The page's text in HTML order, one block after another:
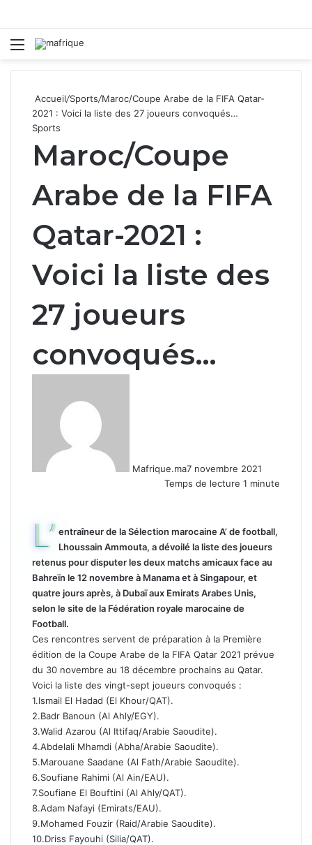
Menu
Accueil/Sports/Maroc/Coupe Arabe de la FIFA Qatar-
2021 : Voici la liste des 27 joueurs convoqués…
Sports
Maroc/Coupe
Arabe de la FIFA
Qatar-2021 :
Voici la liste des
27 joueurs
convoqués…
Mafrique.ma7 novembre 2021
Temps de lecture 1 minute
L’ entraîneur de la Sélection marocaine A’ de football,
Lhoussain Ammouta, a dévoilé la liste des joueurs
retenus pour disputer les deux matchs amicaux face au
Bahreïn le 12 novembre à Manama et à Singapour, et
quatre jours après, à Dubaï aux Emirats Arabes Unis,
selon le site de la Fédération royale marocaine de
Football.
Ces rencontres servent de préparation à la Première
édition de la Coupe Arabe de la FIFA Qatar 2021 prévue
du 30 novembre au 18 décembre prochains au Qatar.
Voici la liste des vingt-sept joueurs convoqués :
1.Ismail El Hadad (El Khour/QAT).
2.Badr Banoun (Al Ahly/EGY).
3.Walid Azarou (Al Ittifaq/Arabie Saoudite).
4.Abdelali Mhamdi (Abha/Arabie Saoudite).
5.Marouane Saadane (Al Fath/Arabie Saoudite).
6.Soufiane Rahimi (Al Ain/EAU).
7.Soufiane El Bouftini (Al Ahly/QAT).
8.Adam Nafayi (Emirats/EAU).
9.Mohamed Fouzir (Raid/Arabie Saoudite).
10.Driss Fayouhi (Silia/QAT).